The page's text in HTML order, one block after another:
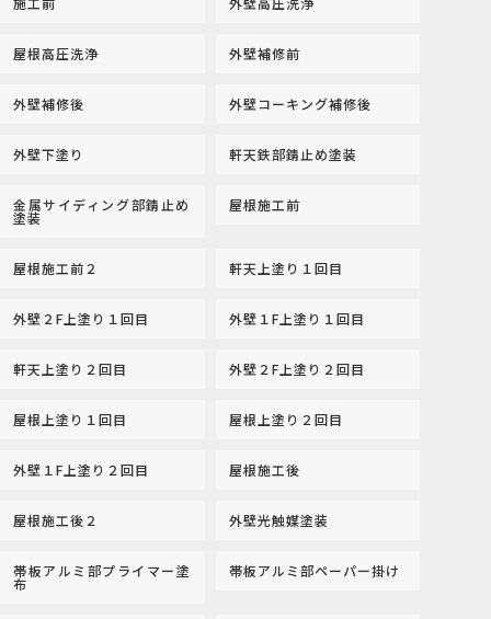
屋根高圧洗浄 外壁補修前
外壁補修後 外壁コーキング補修後
外壁下塗り 軒天鉄部錆止め塗装
金属サイディング部錆止め
塗装
屋根施工前
屋根施工前２ 軒天上塗り１回目
外壁２F上塗り１回目 外壁１F上塗り１回目
軒天上塗り２回目 外壁２F上塗り２回目
屋根上塗り１回目 屋根上塗り２回目
外壁１F上塗り２回目 屋根施工後
屋根施工後２ 外壁光触媒塗装
帯板アルミ部プライマー塗
布
帯板アルミ部ペーパー掛け